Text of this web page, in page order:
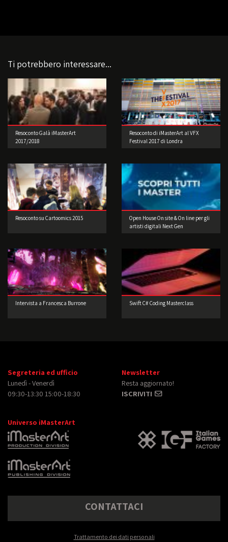
Ti potrebbero interessare...
Resoconto Galà iMasterArt
2017/2018
Resoconto di iMasterArt al VFX
Festival 2017 di Londra
Resoconto su Cartoomics 2015
Open House On site & On line per gli
artisti digitali Next Gen
Intervista a Francesca Burrone Swift C# Coding Masterclass
Segreteria ed ufficio
Lunedì - Venerdì
09:30-13:30 15:00-18:30
Newsletter
Resta aggiornato!
ISCRIVITI
Universo iMasterArt
CONTATTACI
Trattamento dei dati personali